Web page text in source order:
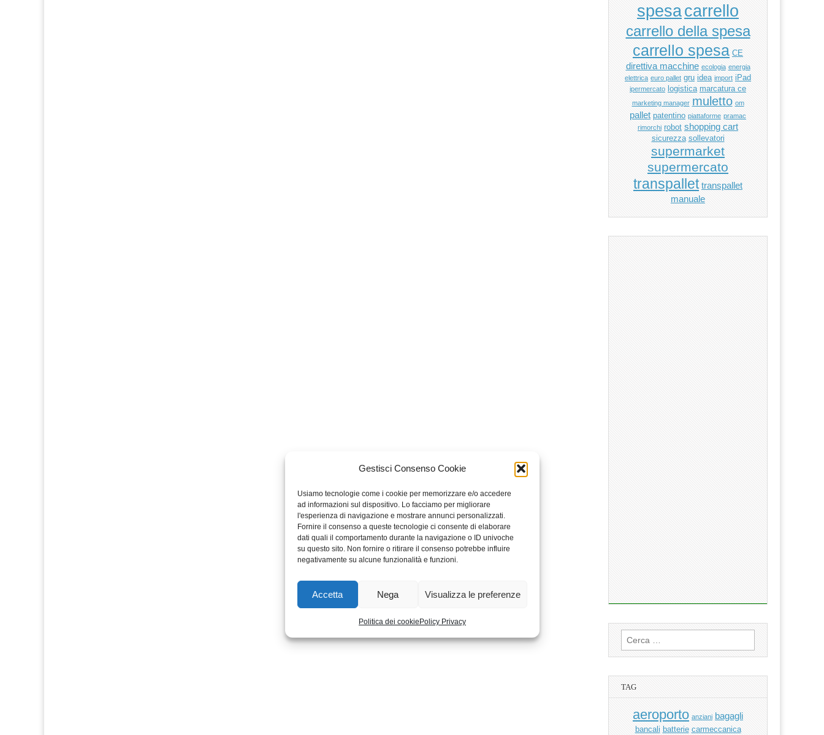
Gestisci Consenso Cookie
Usiamo tecnologie come i cookie per memorizzare e/o accedere
ad informazioni sul dispositivo. Lo facciamo per migliorare
l'esperienza di navigazione e mostrare annunci personalizzati.
Fornire il consenso a queste tecnologie ci consente di elaborare
dati quali il comportamento durante la navigazione o ID univoche
su questo sito. Non fornire o ritirare il consenso potrebbe influire
negativamente su alcune funzionalità e funzioni.
Accetta Nega Visualizza le preferenze
Politica dei cookie Policy Privacy
spesacarrello
carrello della spesa
carrello spesa CE
direttiva macchine ecologia energia
elettrica euro pallet gru idea import iPad
ipermercato logistica marcatura ce
marketing manager muletto om
pallet patentino piattaforme pramac
rimorchi robot shopping cart
sicurezza sollevatori
supermarket
supermercato
transpallet transpallet
manuale
Ricerca
per:
TAG
aeroporto anziani bagagli
bancali batterie carmeccanica